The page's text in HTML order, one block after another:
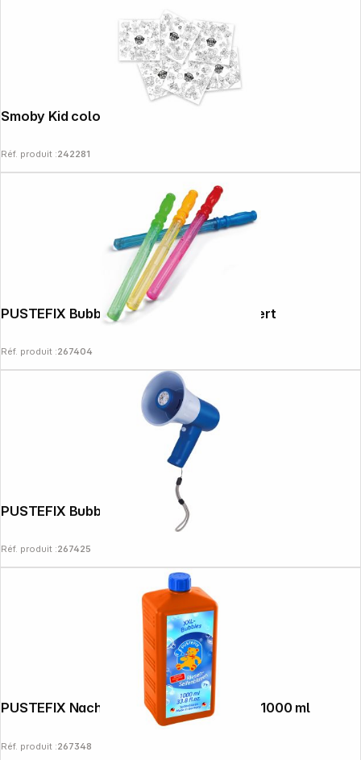
Réf. produit :242281
PUSTEFIX Bubble Schwert farblich sortiert
Réf. produit :267404
PUSTEFIX Bubble Megafon
Réf. produit :267425
PUSTEFIX Nachfüllflasche XXL-Bubbles 1000 ml
Réf. produit :267348